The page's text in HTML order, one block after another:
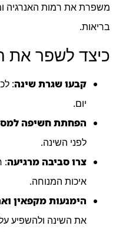
משפרת את רמות האנרגיה
בריאות.
כיצד לשפר את
קבעו שגרת שינה:
יום.
הפחתת חשיפה
לפני השינה.
צרו סביבה מרגיעה:
איכות המנוחה.
הימנעות מקפאין
את השינה ולהשפיע